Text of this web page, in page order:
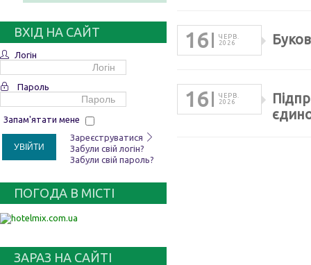
ВХІД НА САЙТ
Логін
Пароль
Запам'ятати мене
УВІЙТИ
Зареєструватися
Забули свій логін?
Забули свій пароль?
ПОГОДА В МІСТІ
ЗАРАЗ НА САЙТІ
16
ЧЕРВ.
2026
16
ЧЕРВ.
2026